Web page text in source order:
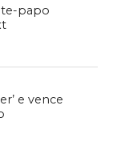
papo
e vence